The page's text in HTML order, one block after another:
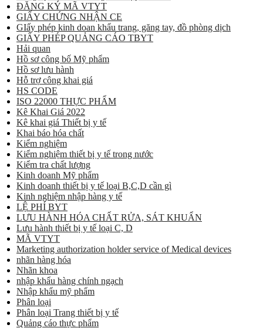
ĐĂNG KÝ MÃ VTYT
GIẤY CHỨNG NHẬN CE
GIấy phép kinh doan khẩu trang, găng tay, đồ phòng dịch
GIẤY PHÉP QUẢNG CÁO TBYT
Hải quan
Hồ sơ công bố Mỹ phẩm
Hồ sơ lưu hành
Hỗ trợ công khai giá
HS CODE
ISO 22000 THỰC PHẨM
Kê Khai Giá 2022
Kê khai giá Thiết bị y tế
Khai báo hóa chất
Kiểm nghiệm
Kiểm nghiệm thiết bị y tế trong nước
Kiểm tra chất lượng
Kinh doanh Mỹ phẩm
Kinh doanh thiết bị y tế loại B,C,D cần gì
Kinh nghiệm nhập hàng y tế
LỆ PHÍ BYT
LƯU HÀNH HÓA CHẤT RỬA, SÁT KHUẨN
Lưu hành thiết bị y tế loại C, D
MÃ VTYT
Marketing authorization holder service of Medical devices
nhãn hàng hóa
Nhãn khoa
nhập khẩu hàng chính ngạch
Nhập khẩu mỹ phẩm
Phân loại
Phân loại Trang thiết bị y tế
Quảng cáo thực phẩm